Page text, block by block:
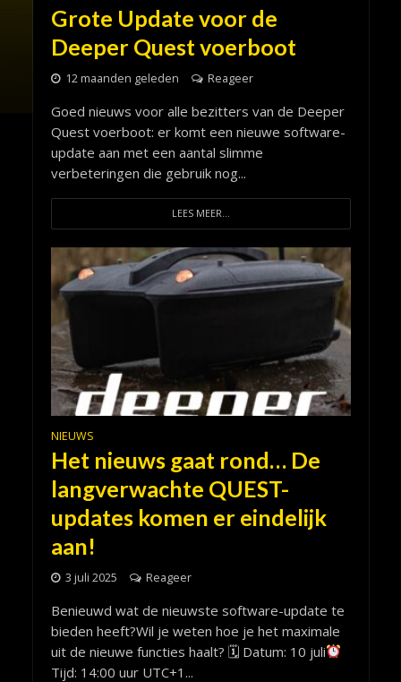
Grote Update voor de
Deeper Quest voerboot
12 maanden geleden Reageer
Goed nieuws voor alle bezitters van de Deeper
Quest voerboot: er komt een nieuwe software-
update aan met een aantal slimme
verbeteringen die gebruik nog...
LEES MEER...
NIEUWS
Het nieuws gaat rond… De
langverwachte QUEST-
updates komen er eindelijk
aan!
3 juli 2025 Reageer
Benieuwd wat de nieuwste software-update te
bieden heeft?Wil je weten hoe je het maximale
uit de nieuwe functies haalt? 🗓 Datum: 10 juli
Tijd: 14:00 uur UTC+1...